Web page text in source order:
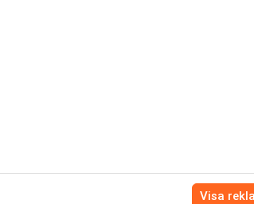
Visa